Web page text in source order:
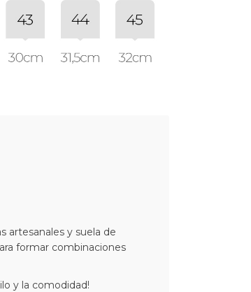
artesanales y suela de
formar combinaciones
y la comodidad!